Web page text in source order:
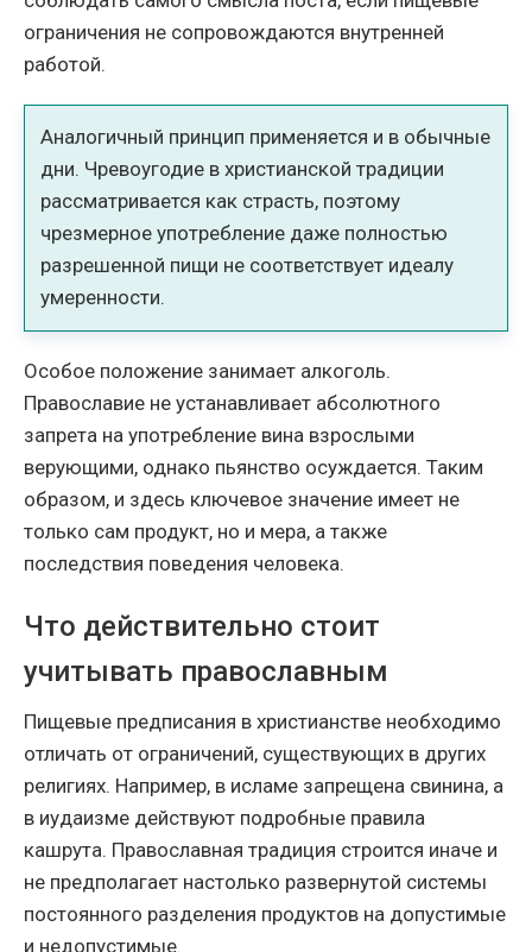
ограничения не сопровождаются внутренней
работой.
Аналогичный принцип применяется и в обычные
дни. Чревоугодие в христианской традиции
рассматривается как страсть, поэтому
чрезмерное употребление даже полностью
разрешенной пищи не соответствует идеалу
умеренности.
Особое положение занимает алкоголь.
Православие не устанавливает абсолютного
запрета на употребление вина взрослыми
верующими, однако пьянство осуждается. Таким
образом, и здесь ключевое значение имеет не
только сам продукт, но и мера, а также
последствия поведения человека.
Что действительно стоит
учитывать православным
Пищевые предписания в христианстве необходимо
отличать от ограничений, существующих в других
религиях. Например, в исламе запрещена свинина, а
в иудаизме действуют подробные правила
кашрута. Православная традиция строится иначе и
не предполагает настолько развернутой системы
постоянного разделения продуктов на допустимые
и недопустимые.